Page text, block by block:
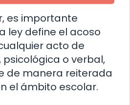
es importante
ley define el acoso
acto de
psicológica o verbal,
de manera reiterada
el ámbito escolar.